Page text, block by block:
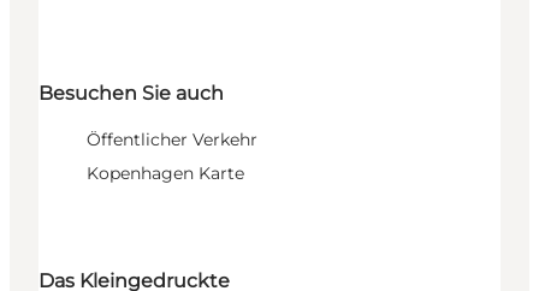
Besuchen Sie auch
Öffentlicher Verkehr
Kopenhagen Karte
Das Kleingedruckte